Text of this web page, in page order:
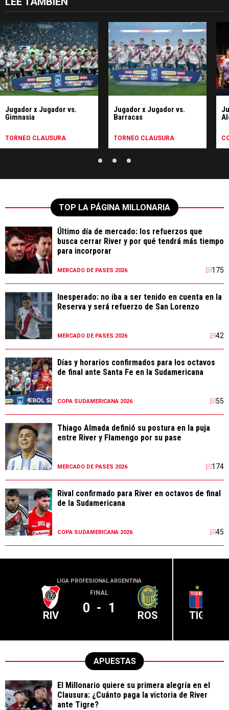
Jugador x Jugador vs.
Gimnasia
TORNEO CLAUSURA
Jugador x Jugador vs.
Barracas
TORNEO CLAUSURA
TOP LA PÁGINA MILLONARIA
Último día de mercado: los refuerzos que
busca cerrar River y por qué tendrá más tiempo
para incorporar
MERCADO DE PASES 2026 175
Inesperado: no iba a ser tenido en cuenta en la
Reserva y será refuerzo de San Lorenzo
MERCADO DE PASES 2026 42
Días y horarios confirmados para los octavos
de final ante Santa Fe en la Sudamericana
COPA SUDAMERICANA 2026 55
Thiago Almada definió su postura en la puja
entre River y Flamengo por su pase
MERCADO DE PASES 2026 174
Rival confirmado para River en octavos de final
de la Sudamericana
COPA SUDAMERICANA 2026 45
LIGA PROFESIONAL ARGENTINA
RIV
FINAL
0 - 1 ROS TIG
APUESTAS
El Millonario quiere su primera alegría en el
Clausura: ¿Cuánto paga la victoria de River
ante Tigre?